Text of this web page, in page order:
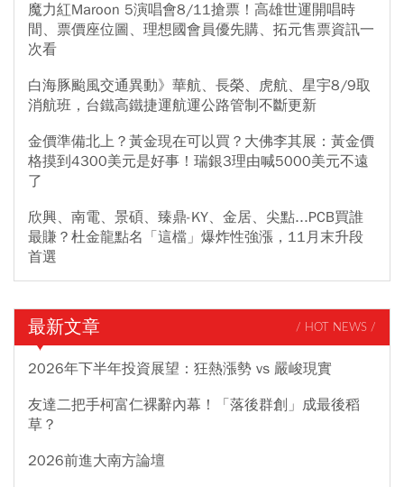
魔力紅Maroon 5演唱會8/11搶票！高雄世運開唱時
間、票價座位圖、理想國會員優先購、拓元售票資訊一
次看
白海豚颱風交通異動》華航、長榮、虎航、星宇8/9取
消航班，台鐵高鐵捷運航運公路管制不斷更新
金價準備北上？黃金現在可以買？大佛李其展：黃金價
格摸到4300美元是好事！瑞銀3理由喊5000美元不遠
了
欣興、南電、景碩、臻鼎-KY、金居、尖點...PCB買誰
最賺？杜金龍點名「這檔」爆炸性強漲，11月末升段
首選
最新文章 / HOT NEWS /
2026年下半年投資展望：狂熱漲勢 vs 嚴峻現實
友達二把手柯富仁裸辭內幕！「落後群創」成最後稻
草？
2026前進大南方論壇